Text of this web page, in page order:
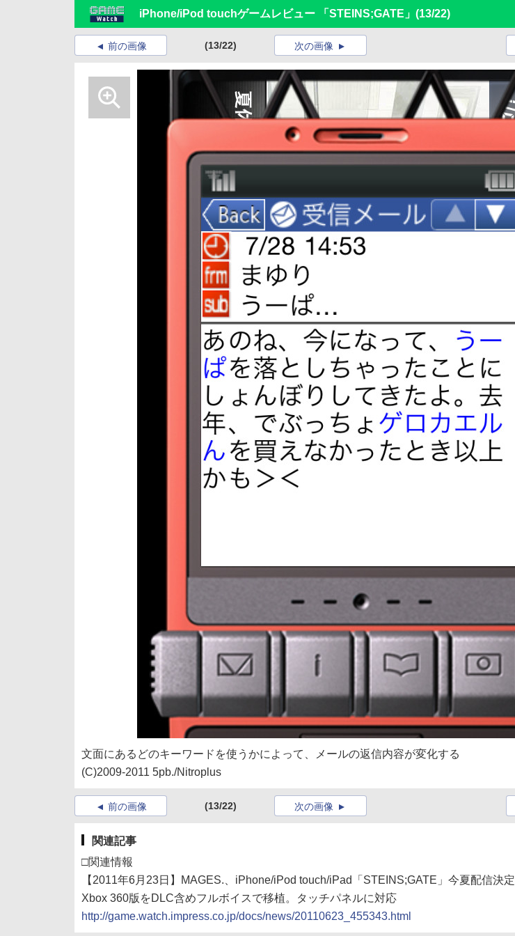
iPhone/iPod touchゲームレビュー 「STEINS;GATE」 (13/22)
前の画像 (13/22) 次の画像
文面にあるどのキーワードを使うかによって、メールの返信内容が変化する
(C)2009-2011 5pb./Nitroplus
前の画像 (13/22) 次の画像
関連記事
□関連情報
【2011年6月23日】MAGES.、iPhone/iPod touch/iPad「STEINS;GATE」今夏配信決定
Xbox 360版をDLC含めフルボイスで移植。タッチパネルに対応
http://game.watch.impress.co.jp/docs/news/20110623_455343.html